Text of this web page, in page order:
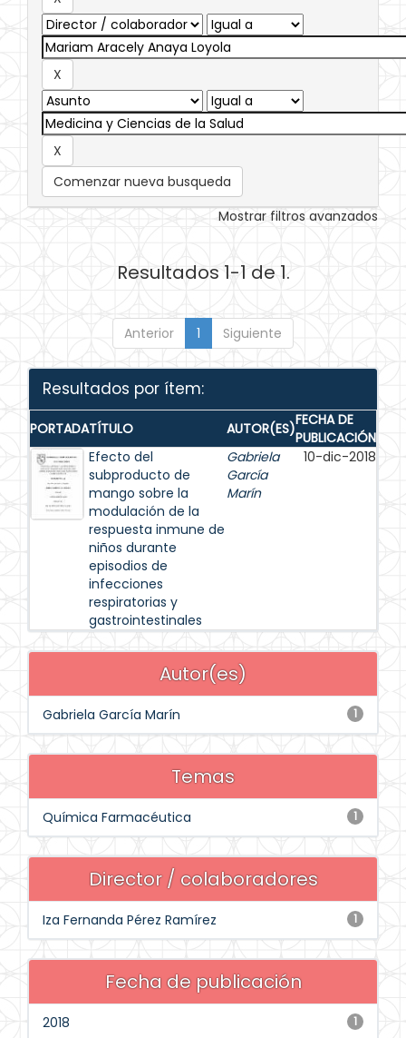
Comenzar nueva busqueda
Mostrar filtros avanzados
Resultados 1-1 de 1.
Anterior 1 Siguiente
Resultados por ítem:
PORTADATÍTULO AUTOR(ES)FECHA DE
PUBLICACIÓN
Efecto del
subproducto de
mango sobre la
modulación de la
respuesta inmune de
niños durante
episodios de
infecciones
respiratorias y
gastrointestinales
Gabriela
García
Marín
10-dic-2018
Autor(es)
1
Gabriela García Marín
Temas
1
Química Farmacéutica
Director / colaboradores
1
Iza Fernanda Pérez Ramírez
Fecha de publicación
1
2018